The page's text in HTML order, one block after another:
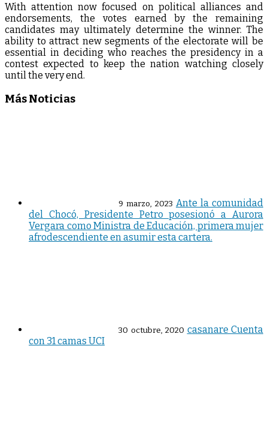
With attention now focused on political alliances and
endorsements, the votes earned by the remaining
candidates may ultimately determine the winner. The
ability to attract new segments of the electorate will be
essential in deciding who reaches the presidency in a
contest expected to keep the nation watching closely
until the very end.
Más Noticias
9 marzo, 2023 Ante la comunidad
del Chocó, Presidente Petro posesionó a Aurora
Vergara como Ministra de Educación, primera mujer
afrodescendiente en asumir esta cartera.
30 octubre, 2020 casanare Cuenta
con 31 camas UCI